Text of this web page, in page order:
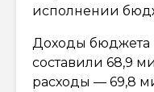
исполнении
Доходы бюджета
составили 68,9
расходы — 69,8